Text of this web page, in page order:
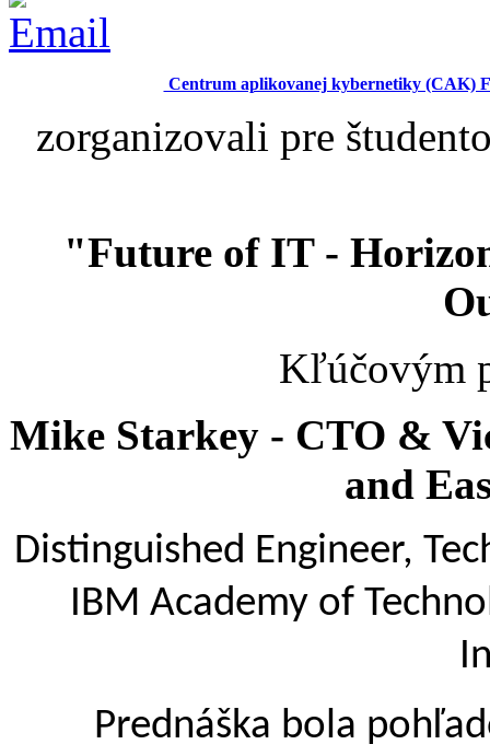
Centrum aplikovanej kybernetiky (CAK)
zorganizovali pre
"Future of IT -
Kľúčovým
Mike Starkey - CTO &
and
Distinguished Engineer,
IBM Academy of
Prednáška bola